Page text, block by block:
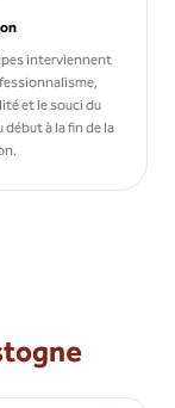
interviennent
et le souci du
début à la fin de la